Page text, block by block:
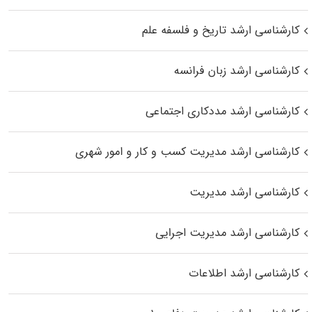
کارشناسی ارشد تاریخ و فلسفه علم
کارشناسی ارشد زبان فرانسه
کارشناسی ارشد مددکاری اجتماعی
کارشناسی ارشد مدیریت کسب و کار و امور شهری
کارشناسی ارشد مدیریت
کارشناسی ارشد مدیریت اجرایی
کارشناسی ارشد اطلاعات